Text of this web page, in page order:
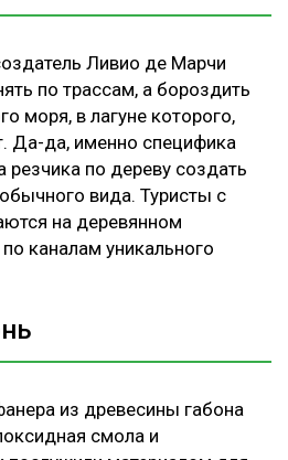
Ливио де Марчи
по трассам, а бороздить
моря, в лагуне которого,
Да-да, именно специфика
резчика по дереву создать
вида. Туристы с
на деревянном
каналам уникального
из древесины габона
смола и